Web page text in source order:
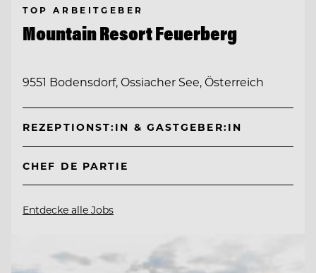
TOP ARBEITGEBER
Mountain Resort Feuerberg
9551 Bodensdorf, Ossiacher See, Österreich
REZEPTIONST:IN & GASTGEBER:IN
CHEF DE PARTIE
Entdecke alle Jobs